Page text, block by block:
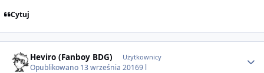
Cytuj
Heviro (Fanboy BDG) Użytkownicy
Opublikowano 13 września 20169 l